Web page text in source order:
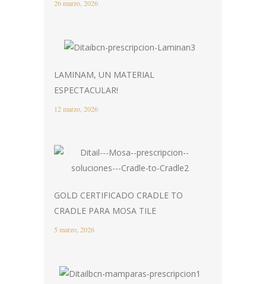
26 marzo, 2026
LAMINAM, UN MATERIAL
ESPECTACULAR!
12 marzo, 2026
GOLD CERTIFICADO CRADLE TO
CRADLE PARA MOSA TILE
5 marzo, 2026